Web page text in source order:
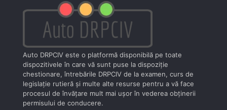
Auto DRPCIV este o platformă disponibilă pe toate
dispozitivele în care vă sunt puse la dispoziţie
chestionare, întrebările DRPCIV de la examen, curs de
legislaţie rutieră şi multe alte resurse pentru a vă face
procesul de învăţare mult mai uşor în vederea obţinerii
permisului de conducere.